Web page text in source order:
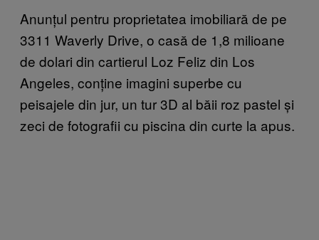
Anunțul pentru proprietatea imobiliară de pe
3311 Waverly Drive, o casă de 1,8 milioane
de dolari din cartierul Loz Feliz din Los
Angeles, conține imagini superbe cu
peisajele din jur, un tur 3D al băii roz pastel și
zeci de fotografii cu piscina din curte la apus.